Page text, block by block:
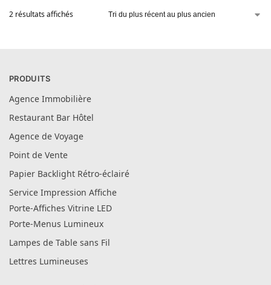
2 résultats affichés
PRODUITS
Agence Immobilière
Restaurant Bar Hôtel
Agence de Voyage
Point de Vente
Papier Backlight Rétro-éclairé
Service Impression Affiche
Porte-Affiches Vitrine LED
Porte-Menus Lumineux
Lampes de Table sans Fil
Lettres Lumineuses